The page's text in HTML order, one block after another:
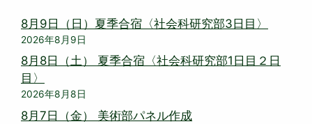
8月9日（日）夏季合宿〈社会科研究部3日目〉
2026年8月9日
8月8日（土） 夏季合宿〈社会科研究部1日目２日
目〉
2026年8月8日
8月7日（金） 美術部パネル作成